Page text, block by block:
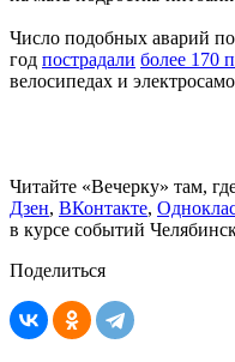
Число подобных аварий
год пострадали более 170
велосипедах и
Читайте «Вечерку» там,
Дзен, ВКонтакте,
в курсе событий
Поделиться